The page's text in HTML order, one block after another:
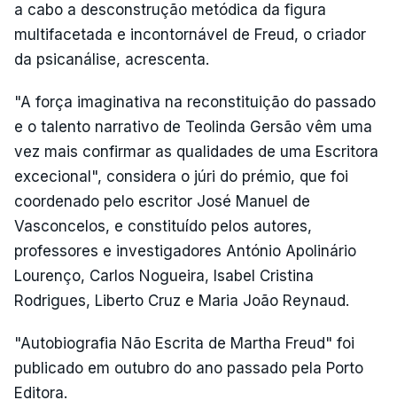
a cabo a desconstrução metódica da figura
multifacetada e incontornável de Freud, o criador
da psicanálise, acrescenta.
"A força imaginativa na reconstituição do passado
e o talento narrativo de Teolinda Gersão vêm uma
vez mais confirmar as qualidades de uma Escritora
excecional", considera o júri do prémio, que foi
coordenado pelo escritor José Manuel de
Vasconcelos, e constituído pelos autores,
professores e investigadores António Apolinário
Lourenço, Carlos Nogueira, Isabel Cristina
Rodrigues, Liberto Cruz e Maria João Reynaud.
"Autobiografia Não Escrita de Martha Freud" foi
publicado em outubro do ano passado pela Porto
Editora.